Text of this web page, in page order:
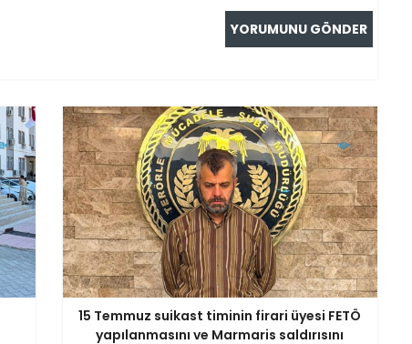
15 Temmuz suikast timinin firari üyesi FETÖ
yapılanmasını ve Marmaris saldırısını